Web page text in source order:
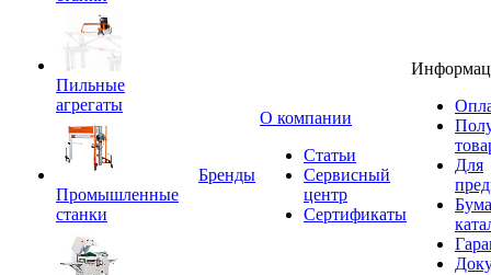
Пильные
агрегаты
Промышленные
станки
Бренды
O компании
Статьи
Сервисный
центр
Сертификаты
Для